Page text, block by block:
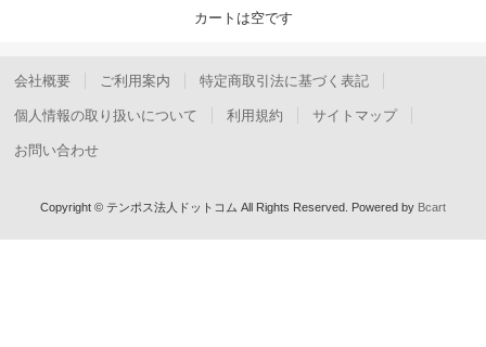
カートは空です
会社概要 ご利用案内 特定商取引法に基づく表記
個人情報の取り扱いについて 利用規約 サイトマップ
お問い合わせ
Copyright © テンポス法人ドットコム All Rights Reserved. Powered by Bcart